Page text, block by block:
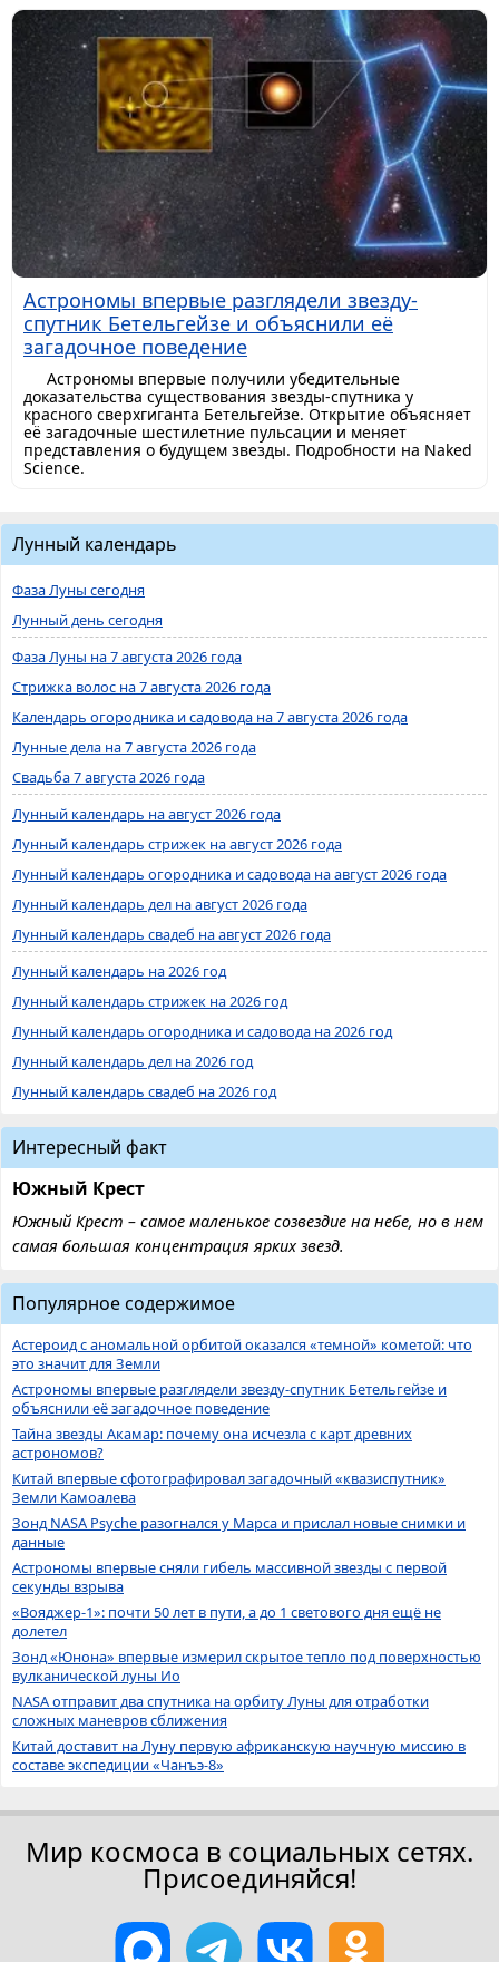
Астрономы впервые разглядели звезду-
спутник Бетельгейзе и объяснили её
загадочное поведение
Астрономы впервые получили убедительные
доказательства существования звезды-спутника у
красного сверхгиганта Бетельгейзе. Открытие объясняет
её загадочные шестилетние пульсации и меняет
представления о будущем звезды. Подробности на Naked
Science.
Лунный календарь
Фаза Луны сегодня
Лунный день сегодня
Фаза Луны на 7 августа 2026 года
Стрижка волос на 7 августа 2026 года
Календарь огородника и садовода на 7 августа 2026 года
Лунные дела на 7 августа 2026 года
Свадьба 7 августа 2026 года
Лунный календарь на август 2026 года
Лунный календарь стрижек на август 2026 года
Лунный календарь огородника и садовода на август 2026 года
Лунный календарь дел на август 2026 года
Лунный календарь свадеб на август 2026 года
Лунный календарь на 2026 год
Лунный календарь стрижек на 2026 год
Лунный календарь огородника и садовода на 2026 год
Лунный календарь дел на 2026 год
Лунный календарь свадеб на 2026 год
Интересный факт
Южный Крест
Южный Крест – самое маленькое созвездие на небе, но в нем
самая большая концентрация ярких звезд.
Популярное содержимое
Астероид с аномальной орбитой оказался «темной» кометой: что
это значит для Земли
Астрономы впервые разглядели звезду-спутник Бетельгейзе и
объяснили её загадочное поведение
Тайна звезды Акамар: почему она исчезла с карт древних
астрономов?
Китай впервые сфотографировал загадочный «квазиспутник»
Земли Камоалева
Зонд NASA Psyche разогнался у Марса и прислал новые снимки и
данные
Астрономы впервые сняли гибель массивной звезды с первой
секунды взрыва
«Вояджер-1»: почти 50 лет в пути, а до 1 светового дня ещё не
долетел
Зонд «Юнона» впервые измерил скрытое тепло под поверхностью
вулканической луны Ио
NASA отправит два спутника на орбиту Луны для отработки
сложных маневров сближения
Китай доставит на Луну первую африканскую научную миссию в
составе экспедиции «Чанъэ-8»
Мир космоса в социальных сетях.
Присоединяйся!